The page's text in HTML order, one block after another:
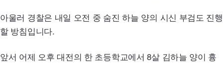
아울러 경찰은 내일 오전 중 숨진 하늘 양의 시신 부검도 진행
할 방침입니다.
앞서 어제 오후 대전의 한 초등학교에서 8살 김하늘 양이 흉